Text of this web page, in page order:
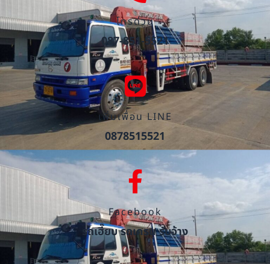
โทรด่วน
087-851-5521
เพิ่มเพื่อน LINE
0878515521
Facebook
รถเฮี๊ยบ รถเครน รับจ้าง